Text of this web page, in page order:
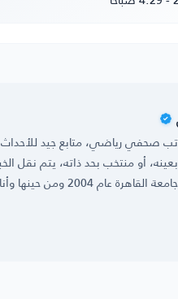
صحفي رياضي، متابع جيد للأحداث
بعينه، أو منتخب بحد ذاته، يتم نقل
حينها وأنا أمارس مهنتي بكل حُب وشغف.